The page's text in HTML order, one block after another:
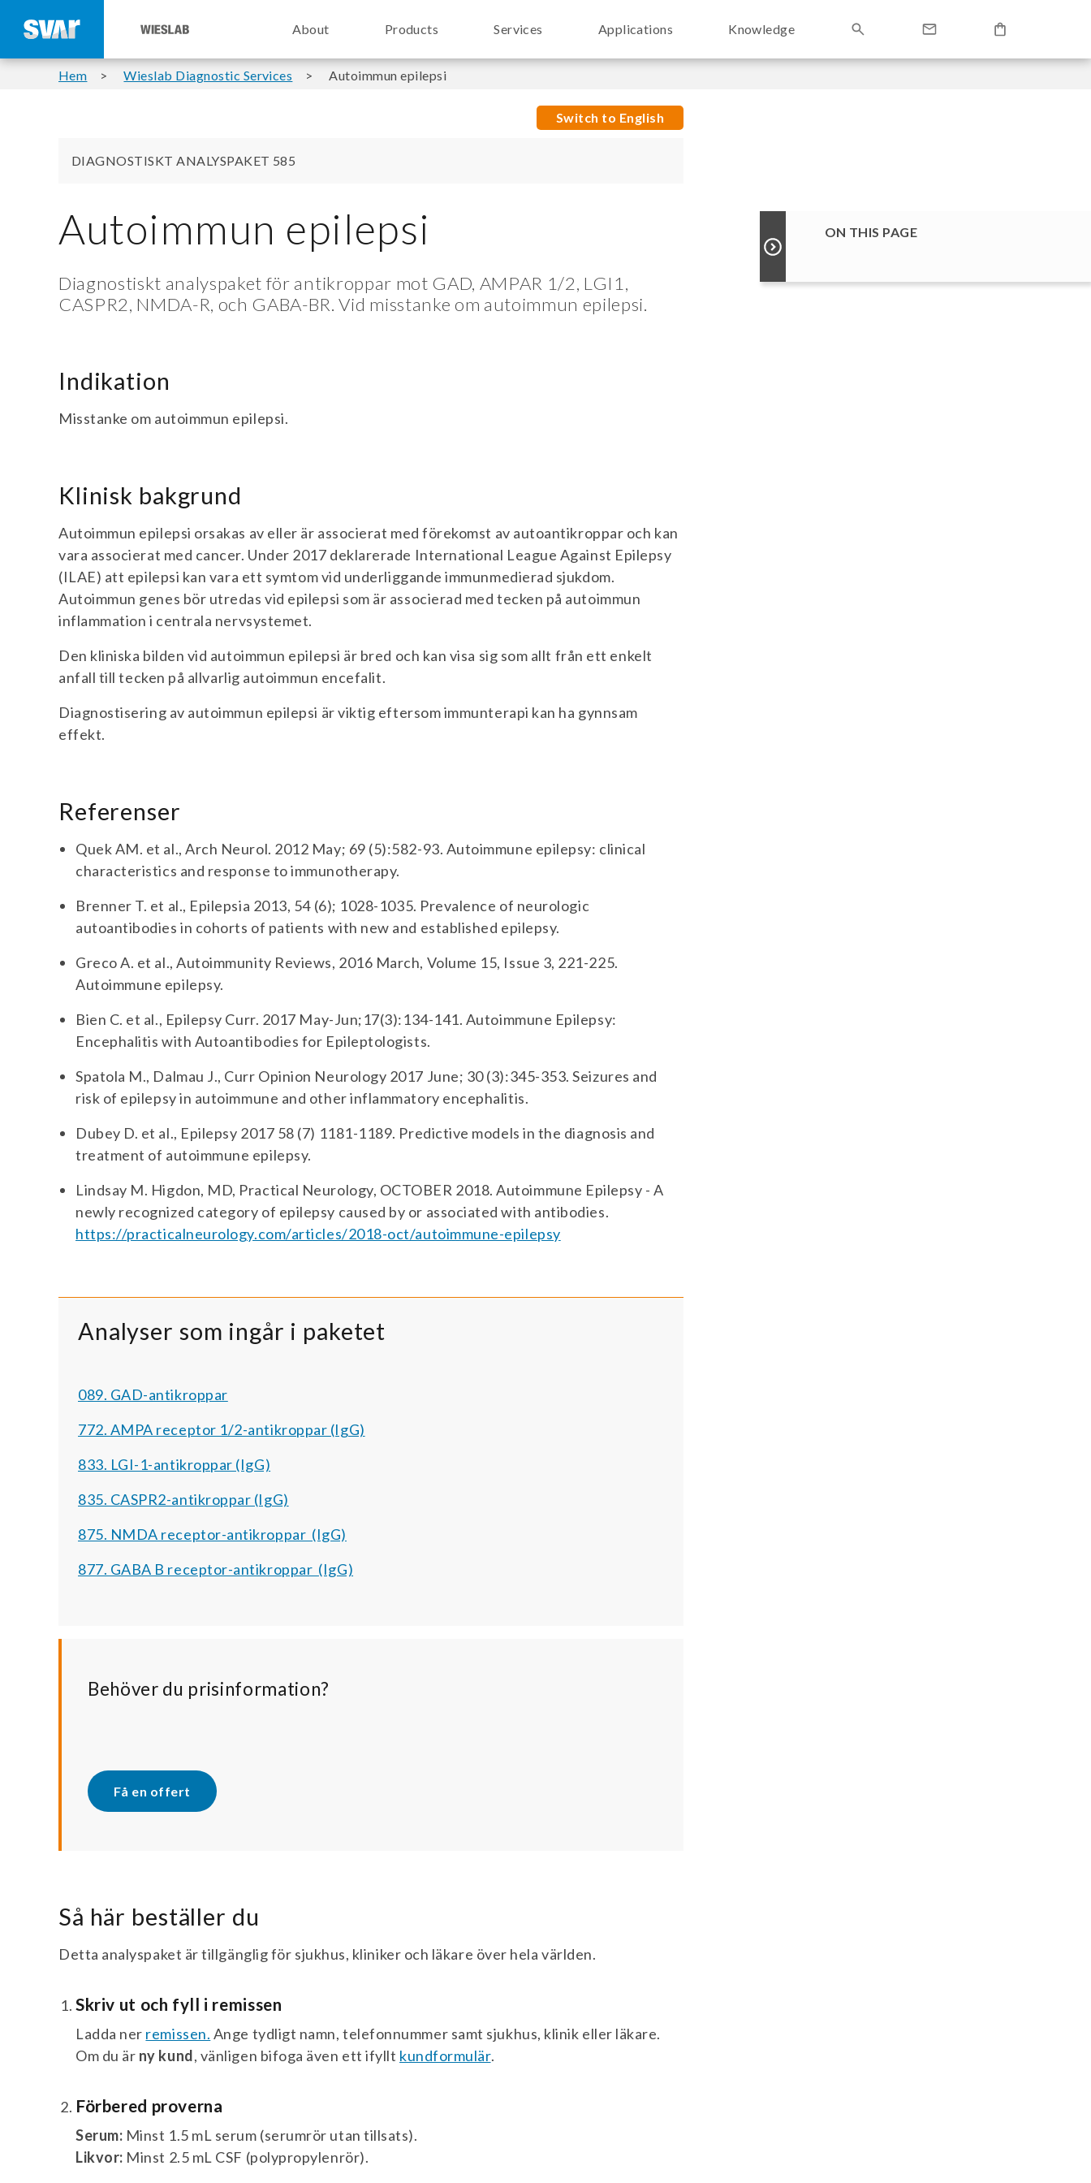
About Products Services Applications Knowledge
Hem Wieslab Diagnostic Services Autoimmun epilepsi
ON THIS PAGE
Switch to English
DIAGNOSTISKT ANALYSPAKET 585
Autoimmun epilepsi
Diagnostiskt analyspaket för antikroppar mot GAD, AMPAR 1/2, LGI1,
CASPR2, NMDA-R, och GABA-BR. Vid misstanke om autoimmun epilepsi.
Indikation
Misstanke om autoimmun epilepsi.
Klinisk bakgrund
Autoimmun epilepsi orsakas av eller är associerat med förekomst av autoantikroppar och kan
vara associerat med cancer. Under 2017 deklarerade International League Against Epilepsy
(ILAE) att epilepsi kan vara ett symtom vid underliggande immunmedierad sjukdom.
Autoimmun genes bör utredas vid epilepsi som är associerad med tecken på autoimmun
inflammation i centrala nervsystemet.
Den kliniska bilden vid autoimmun epilepsi är bred och kan visa sig som allt från ett enkelt
anfall till tecken på allvarlig autoimmun encefalit.
Diagnostisering av autoimmun epilepsi är viktig eftersom immunterapi kan ha gynnsam
effekt.
Referenser
Quek AM. et al., Arch Neurol. 2012 May; 69 (5):582-93. Autoimmune epilepsy: clinical
characteristics and response to immunotherapy.
Brenner T. et al., Epilepsia 2013, 54 (6); 1028-1035. Prevalence of neurologic
autoantibodies in cohorts of patients with new and established epilepsy.
Greco A. et al., Autoimmunity Reviews, 2016 March, Volume 15, Issue 3, 221-225.
Autoimmune epilepsy.
Bien C. et al., Epilepsy Curr. 2017 May-Jun;17(3):134-141. Autoimmune Epilepsy:
Encephalitis with Autoantibodies for Epileptologists.
Spatola M., Dalmau J., Curr Opinion Neurology 2017 June; 30 (3):345-353. Seizures and
risk of epilepsy in autoimmune and other inflammatory encephalitis.
Dubey D. et al., Epilepsy 2017 58 (7) 1181-1189. Predictive models in the diagnosis and
treatment of autoimmune epilepsy.
Lindsay M. Higdon, MD, Practical Neurology, OCTOBER 2018. Autoimmune Epilepsy - A
newly recognized category of epilepsy caused by or associated with antibodies.
https://practicalneurology.com/articles/2018-oct/autoimmune-epilepsy
Analyser som ingår i paketet
089. GAD-antikroppar
772. AMPA receptor 1/2-antikroppar (IgG)
833. LGI-1-antikroppar (IgG)
835. CASPR2-antikroppar (IgG)
875. NMDA receptor-antikroppar (IgG)
877. GABA B receptor-antikroppar (IgG)
Behöver du prisinformation?
Få en offert
Så här beställer du
Detta analyspaket är tillgänglig för sjukhus, kliniker och läkare över hela världen.
Skriv ut och fyll i remissen
Ladda ner remissen. Ange tydligt namn, telefonnummer samt sjukhus, klinik eller läkare.
Om du är ny kund, vänligen bifoga även ett ifyllt kundformulär.
Förbered proverna
Serum: Minst 1.5 mL serum (serumrör utan tillsats).
Likvor: Minst 2.5 mL CSF (polypropylenrör).